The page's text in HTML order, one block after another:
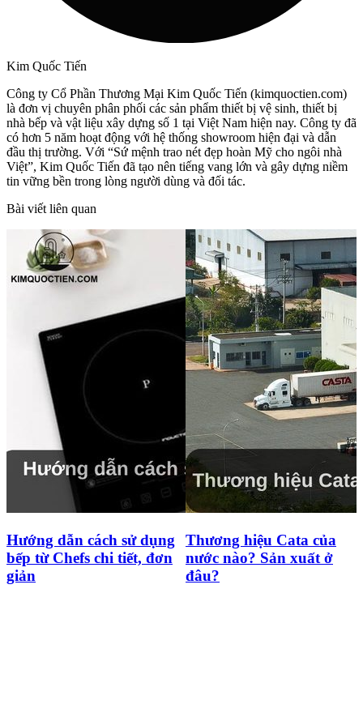
Kim Quốc Tiến
Công ty Cổ Phần Thương Mại Kim Quốc Tiến (kimquoctien.com)
là đơn vị chuyên phân phối các sản phẩm thiết bị vệ sinh, thiết bị
nhà bếp và vật liệu xây dựng số 1 tại Việt Nam hiện nay. Công ty đã
có hơn 5 năm hoạt động với hệ thống showroom hiện đại và dẫn
đầu thị trường. Với “Sứ mệnh trao nét đẹp hoàn Mỹ cho ngôi nhà
Việt”, Kim Quốc Tiến đã tạo nên tiếng vang lớn và gây dựng niềm
tin vững bền trong lòng người dùng và đối tác.
Bài viết liên quan
Hướng dẫn cách sử dụng
bếp từ Chefs chi tiết, đơn
giản
Thương hiệu Cata của
nước nào? Sản xuất ở
đâu?